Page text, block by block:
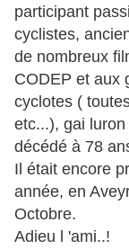
participant
cyclistes,
de nombreux
CODEP et aux
cyclotes (
etc...), gai
décédé à 78
Il était encore
année, en
Octobre.
Adieu l 'ami..!